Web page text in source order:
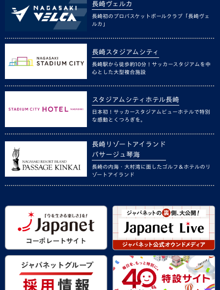
長崎ヴェルカ
長崎初のプロバスケットボールクラブ「長崎ヴェ
ルカ」
長崎スタジアムシティ
長崎駅から徒歩約10分！サッカースタジアムを中
心とした大型複合施設
スタジアムシティホテル長崎
日本初！サッカースタジアムビューホテルで特別
な感動とくつろぎを。
長崎リゾートアイランド
パサージュ琴海
長崎の内海・大村湾に面したゴルフ＆ホテルのリ
ゾートアイランド